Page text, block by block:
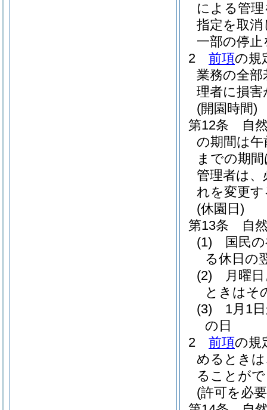
による管
指定を取
一部の停
2
前項の規
業務の全
理者に損
(開園時間)
第12条
自
の期間は午
までの期
管理者は
れを変更
(休園日)
第13条
自
(1)
国民
る休日の
(2)
月曜
ときはそ
(3)
1月1
の日
2
前項の規
めるとき
ることが
(許可を必